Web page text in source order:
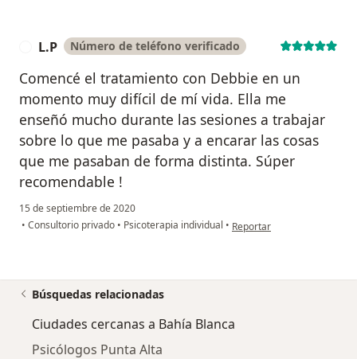
L.P Número de teléfono verificado
Comencé el tratamiento con Debbie en un
momento muy difícil de mí vida. Ella me
enseñó mucho durante las sesiones a trabajar
sobre lo que me pasaba y a encarar las cosas
que me pasaban de forma distinta. Súper
recomendable !
15 de septiembre de 2020
• Consultorio privado • Psicoterapia individual • en opinión del usuario L.P
Reportar
Búsquedas relacionadas
Ciudades cercanas a Bahía Blanca
Psicólogos Punta Alta